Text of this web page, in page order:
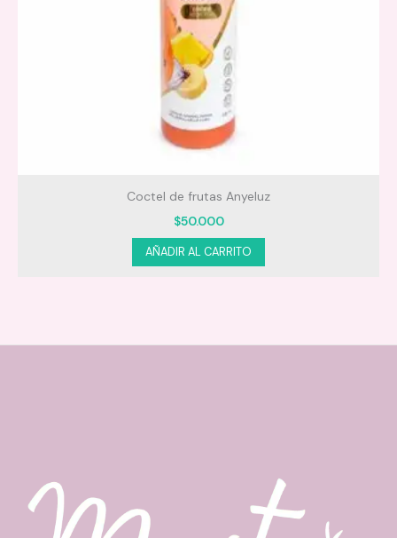
Coctel de frutas Anyeluz
$50.000
AÑADIR AL CARRITO